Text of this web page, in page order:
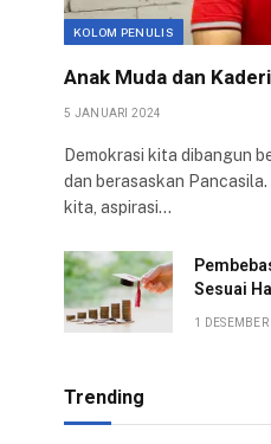
KOLOM PENULIS
Anak Muda dan
5 JANUARI 2024
Demokrasi kita dibangun
dan berasaskan
kita, aspirasi…
Sesuai
1
Trending